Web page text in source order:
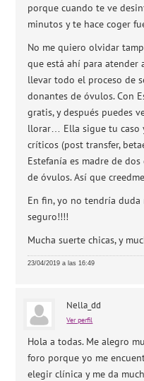
porque cuando te ve
minutos y te hace coger
No me quiero olvidar
que está ahí para atender
llevar todo el proceso de
donantes de óvulos. Con
gratis, y después puedes
llorar… Ella sigue tu caso
críticos (post transfer,
Estefanía es madre de
de óvulos. Así que
En fin, yo no tendría
seguro!!!!
Mucha suerte chicas, y
23/04/2019 a las 16:49
Nella_dd
Ver perfil
Hola a todas. Me alegro
foro porque yo me
elegir clínica y me da